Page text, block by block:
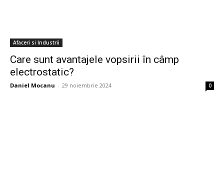
Afaceri si Industrii
Care sunt avantajele vopsirii în câmp
electrostatic?
Daniel Mocanu - 29 noiembrie 2024 0